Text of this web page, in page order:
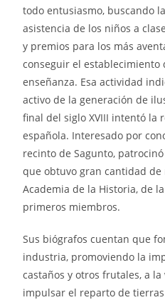
todo entusiasmo, buscando
asistencia de los niños a
y premios para los más
conseguir el establecimiento
enseñanza. Esa actividad
activo de la generación de
final del siglo XVIII intentó la
española. Interesado por
recinto de Sagunto,
que obtuvo gran cantidad
Academia de la Historia, de
primeros miembros.
Sus biógrafos cuentan que
industria, promoviendo la
castaños y otros frutales, a
impulsar el reparto de